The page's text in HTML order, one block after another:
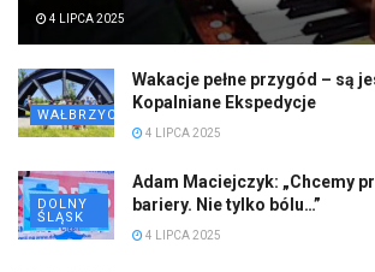
4 LIPCA 2025
WAŁBRZYCH
Wakacje pełne przygód – są
Kopalniane Ekspedycje
4 LIPCA 2025
DOLNY
ŚLĄSK
Adam Maciejczyk: „Chcemy
bariery. Nie tylko bólu…”
4 LIPCA 2025